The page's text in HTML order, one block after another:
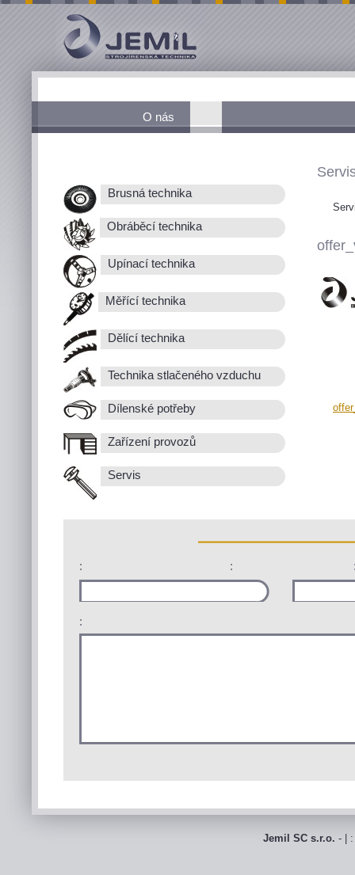
O nás
Brusná technika
Obráběcí technika
Upínací technika
Měřící technika
Dělící technika
Technika stlačeného vzduchu
Dílenské potřeby
Zařízení provozů
Servis
: :
:
Jemil SC s.r.o. - |